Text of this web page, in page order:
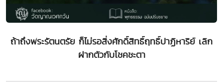
ถ้าถึงพระรัตนตรัย ก็ไม่รอสิ่งศักดิ์สิทธิ์ฤทธิ์ปาฏิหาริย์ เลิก
ฝากตัวกับโชคชะตา